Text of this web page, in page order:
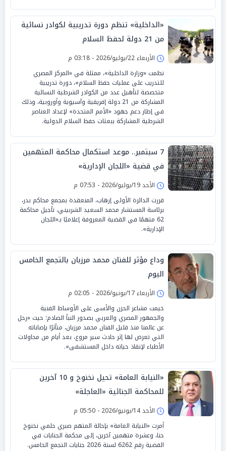
«الداخلية» تنظم دورة تدريبية لكوادر نسائية
من 21 دولة لحفظ السلام
الأربعاء 22/يوليو/2026 - 03:18 م
نظمت «وزارة الداخلية»، ممثلة في «المركز المصري
للتدريب على عمليات حفظ السلام»، دورة تدريبية
متخصصة لتأهيل عدد من الكوادر الشرطية النسائية
المشاركة من 21 دولة إفريقية وآسيوية وأوروبية، وذلك
في إطار دعم جهود «الأمم المتحدة» لإعداد العناصر
الشرطية المشاركة ببعثات حفظ السلام الدولية.
7 سبتمبر.. موعد استكمال محاكمة المتهمين
في قضية «اللجان الإدارية»
الأحد 19/يوليو/2026 - 07:53 م
قررت الدائرة الأولى إرهاب، المنعقدة بمجمع محاكم بدر،
برئاسة المستشار محمد السعيد الشربيني، تأجيل محاكمة
62 متهمًا في القضية المعروفة إعلاميًا بـ«اللجان
الإدارية».
وداع مؤثر للفنان محمد مرزبان بالتجمع الخامس
اليوم
الأربعاء 17/يونيو/2026 - 02:05 م
خيمت مشاعر الحزن والأسى على الأوساط الفنية
والجمهور المصري والعربي بصدور النبأ الصادم؛ حيث «رحل
عن عالمنا منذ قليل الفنان محمد مرزبان، متأثرًا بإصاباته
التي تعرض لها إثر حادث سير مروع، بعد أيام من محاولات
الأطباء لإنقاذ حياته داخل المستشفى».
«النيابة العامة» تحيل نخنوخ و 10 آخرين
للمحاكمة الجنائية «العاجلة»
الأحد 14/يونيو/2026 - 05:50 م
أمرت «النيابة العامة» بإحالة المتهم صبري حلمي نخنوخ
حنا، وعشرة متهمين آخرين، إلى محكمة الجنايات في
القضية رقم 6262 لسنة 2026 جنايات التجمع الخامس.